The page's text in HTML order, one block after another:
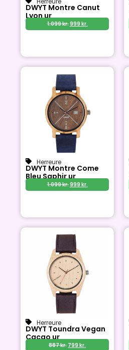
DWYT Montre Canut
Lyon ur
1.099kr.999 kr.
Herreure
DWYT Montre Come
Bleu Saphir ur
1.099kr.999 kr.
Herreure
DWYT Toundra Vegan
Cacao ur
887kr.799kr.